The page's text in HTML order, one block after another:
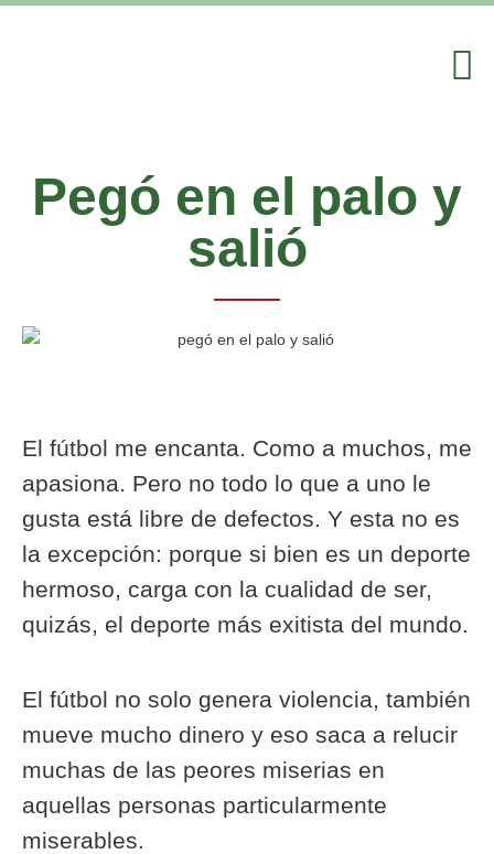
Pegó en el palo y
salió
El fútbol me encanta. Como a muchos, me
apasiona. Pero no todo lo que a uno le
gusta está libre de defectos. Y esta no es
la excepción: porque si bien es un deporte
hermoso, carga con la cualidad de ser,
quizás, el deporte más exitista del mundo.
El fútbol no solo genera violencia, también
mueve mucho dinero y eso saca a relucir
muchas de las peores miserias en
aquellas personas particularmente
miserables.